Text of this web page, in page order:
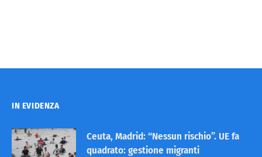
IN EVIDENZA
Ceuta, Madrid: “Nessun rischio”. UE fa
quadrato: gestione migranti